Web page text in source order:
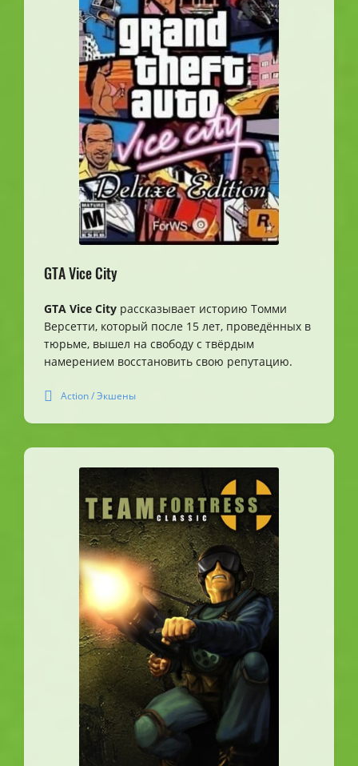
GTA Vice City
GTA Vice City рассказывает историю Томми
Версетти, который после 15 лет, проведённых в
тюрьме, вышел на свободу с твёрдым
намерением восстановить свою репутацию.
Action / Экшены